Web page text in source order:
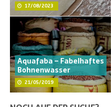
17/08/2023
Aquafaba – Fabelhaftes
Bohnenwasser
21/05/2019